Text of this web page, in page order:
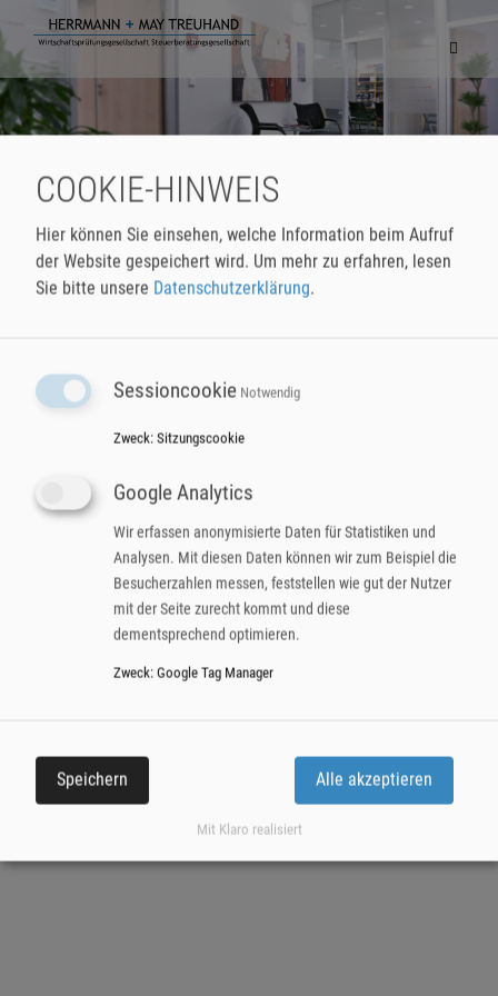
HERRMANN + MAY Treuhand
Wirtschaftsprüfungsgesellschaft
Moltkestraße 12
74072 Heilbronn
Telefon
Datenschutzerklärung
COOKIE-HINWEIS
Hier können Sie einsehen, welche Information beim Aufruf
der Website gespeichert wird. Um mehr zu erfahren, lesen
Sie bitte unsere Datenschutzerklärung.
Sessioncookie Notwendig
Zweck: Sitzungscookie
Google Analytics
Wir erfassen anonymisierte Daten für Statistiken und
Analysen. Mit diesen Daten können wir zum Beispiel die
Besucherzahlen messen, feststellen wie gut der Nutzer
mit der Seite zurecht kommt und diese
dementsprechend optimieren.
Zweck: Google Tag Manager
Speichern Alle akzeptieren
Mit Klaro realisiert